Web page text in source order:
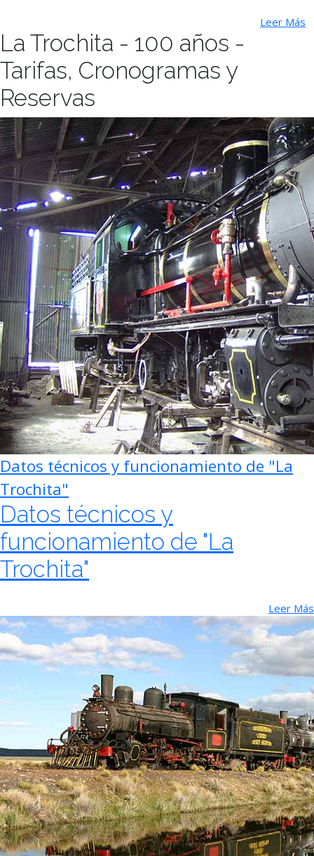
Leer Más
La Trochita - 100 años -
Tarifas, Cronogramas y
Reservas
Datos técnicos y funcionamiento de "La
Trochita"
Datos técnicos y
funcionamiento de "La
Trochita"
Leer Más